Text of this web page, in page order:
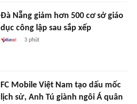
Đà Nẵng giảm hơn 500 cơ sở giáo
dục công lập sau sắp xếp
3 phút
FC Mobile Việt Nam tạo dấu mốc
lịch sử, Anh Tú giành ngôi Á quân